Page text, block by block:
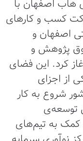
هاب اصفهان با
کسب و کار‌های
اصفهان و
پژوهش و
کرد. این فضای
از اجزای
شروع به کار
به تیم‌های